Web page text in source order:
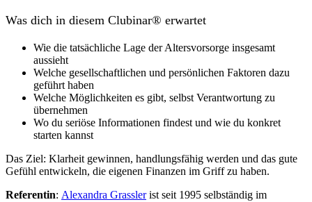
Was dich in diesem Clubinar® erwartet
Wie die tatsächliche Lage der Altersvorsorge insgesamt
aussieht
Welche gesellschaftlichen und persönlichen Faktoren dazu
geführt haben
Welche Möglichkeiten es gibt, selbst Verantwortung zu
übernehmen
Wo du seriöse Informationen findest und wie du konkret
starten kannst
Das Ziel: Klarheit gewinnen, handlungsfähig werden und das gute
Gefühl entwickeln, die eigenen Finanzen im Griff zu haben.
Referentin: Alexandra Grasslerist seit 1995 selbständig im